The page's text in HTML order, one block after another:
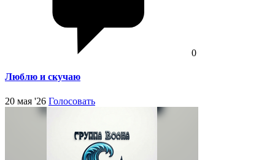
0
Люблю и скучаю
20 мая '26 Голосовать